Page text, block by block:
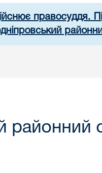
правосуддя.
районний